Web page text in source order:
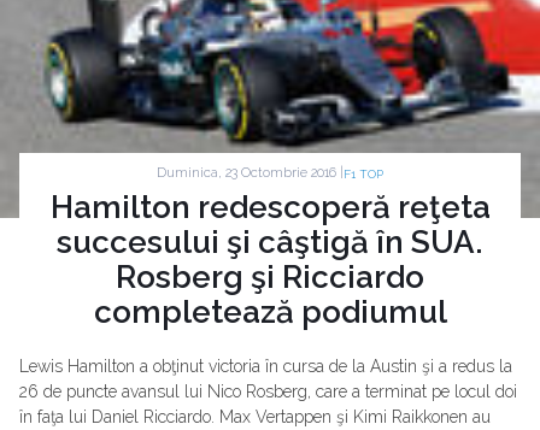
Duminica, 23 Octombrie 2016 | F1 TOP
Hamilton redescoperă reţeta
succesului şi câştigă în SUA.
Rosberg şi Ricciardo
completează podiumul
Lewis Hamilton a obţinut victoria în cursa de la Austin şi a redus la
26 de puncte avansul lui Nico Rosberg, care a terminat pe locul doi
în faţa lui Daniel Ricciardo. Max Vertappen şi Kimi Raikkonen au